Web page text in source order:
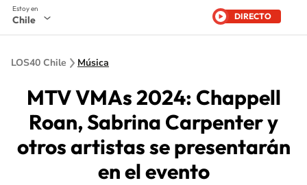
Chile DIRECTO
LOS40 Chile Música
MTV VMAs 2024: Chappell
Roan, Sabrina Carpenter y
otros artistas se presentarán
en el evento